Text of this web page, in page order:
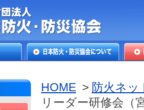
人日本防火・防
HOME > 防火ネッ
リーダー研修会（